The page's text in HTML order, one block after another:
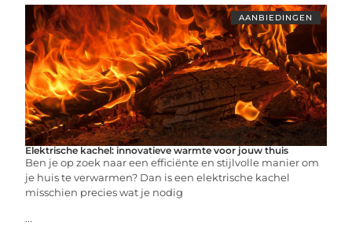
AANBIEDINGEN
Elektrische kachel: innovatieve warmte voor jouw thuis
Ben je op zoek naar een efficiënte en stijlvolle manier om
je huis te verwarmen? Dan is een elektrische kachel
misschien precies wat je nodig
...